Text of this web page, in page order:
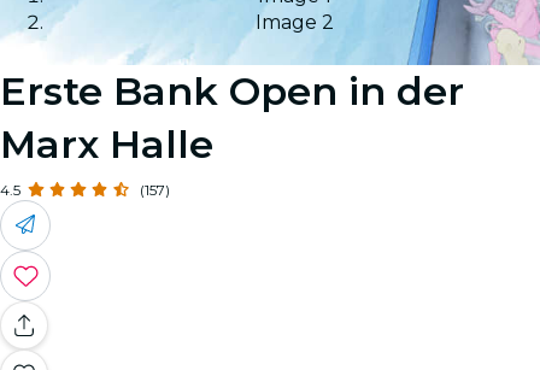
Image 2
Erste Bank Open in der
Marx Halle
4.5 (157)